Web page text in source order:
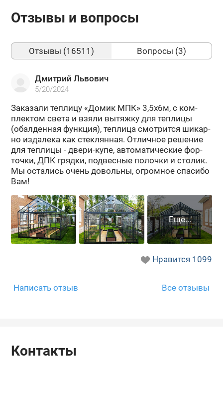
Отзывы и вопросы
Отзывы (16511) Вопросы (3)
Дмитрий Львович
5/20/2024
За­ка­за­ли теп­ли­цу «Домик МПК» 3,5х6м, с ком­
плек­том света и взяли вы­тяж­ку для теп­ли­цы
(обал­ден­ная функ­ция), теп­ли­ца смот­рит­ся ши­кар­
но из­да­ле­ка как стек­лян­ная. От­лич­ное ре­ше­ние
для теп­ли­цы - двери-​купе, ав­то­ма­ти­че­ские фор­
точ­ки, ДПК гряд­ки, под­вес­ные по­лоч­ки и сто­лик.
Мы оста­лись очень до­воль­ны, огром­ное спа­си­бо
Вам!
Нравится 1099
Написать отзыв Все отзывы
Контакты